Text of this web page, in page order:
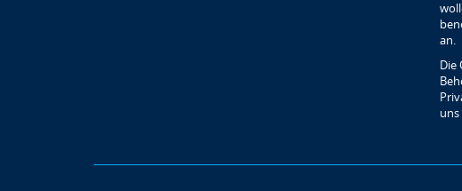
an.
Die